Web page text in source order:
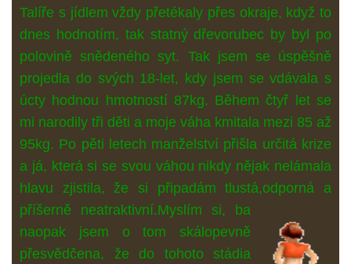
Talíře s jídlem vždy přetékaly přes okraje, když to
dnes hodnotím, tak statný dřevorubec by byl po
polovině snědeného syt. Tak jsem se úspěšně
projedla do svých 18-let, kdy jsem se vdávala s
úcty hodnou hmotností 87kg. Během čtyř let se
mi narodily tři děti a moje váha kmitala mezi 85 až
95kg. Po pěti letech manželství přišla určitá krize
a já, která si se svou váhou nikdy nějak nelámala
hlavu zjistila, že si připadám tlustá,odporná a
příšerně neatraktivní.Myslím si, ba
naopak jsem o tom skálopevně
přesvědčena, že do tohoto stádia